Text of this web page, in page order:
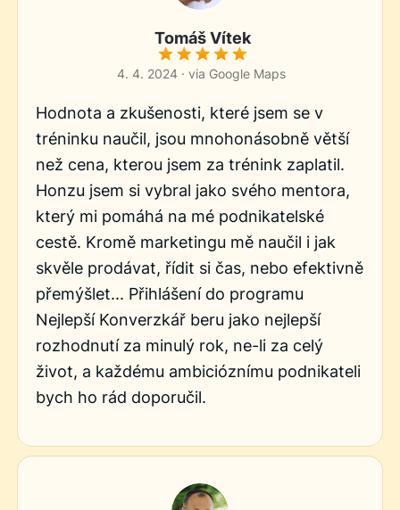
Tomáš Vítek
4. 4. 2024 · via Google Maps
Hodnota a zkušenosti, které jsem se v
tréninku naučil, jsou mnohonásobně větší
než cena, kterou jsem za trénink zaplatil.
Honzu jsem si vybral jako svého mentora,
který mi pomáhá na mé podnikatelské
cestě. Kromě marketingu mě naučil i jak
skvěle prodávat, řídit si čas, nebo efektivně
přemýšlet... Přihlášení do programu
Nejlepší Konverzkář beru jako nejlepší
rozhodnutí za minulý rok, ne-li za celý
život, a každému ambicióznímu podnikateli
bych ho rád doporučil.